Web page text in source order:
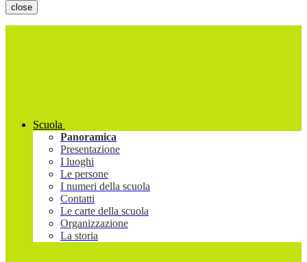
close
Scuola
Panoramica
Presentazione
I luoghi
Le persone
I numeri della scuola
Contatti
Le carte della scuola
Organizzazione
La storia